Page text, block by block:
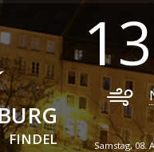
FINDEL
13
Samstag, 08.